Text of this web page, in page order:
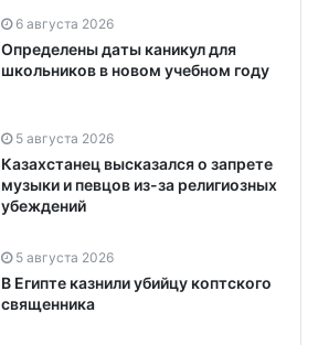
6 августа 2026
Определены даты каникул для
школьников в новом учебном году
5 августа 2026
Казахстанец высказался о запрете
музыки и певцов из-за религиозных
убеждений
5 августа 2026
В Египте казнили убийцу коптского
священника